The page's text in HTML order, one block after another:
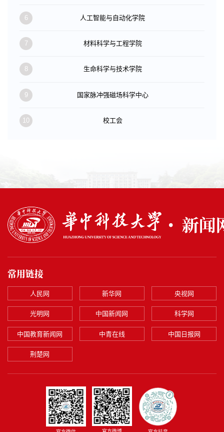
6 人工智能与自动化学院
7 材料科学与工程学院
8 生命科学与技术学院
9 国家脉冲强磁场科学中心
10 校工会
常用链接
人民网 新华网 央视网
光明网 中国新闻网 科学网
中国教育新闻网 中青在线 中国日报网
荆楚网